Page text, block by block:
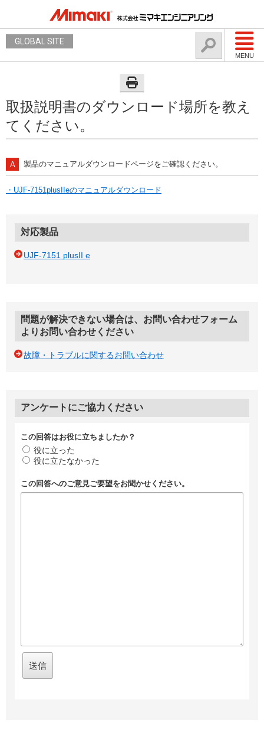
MENU
GLOBAL SITE
取扱説明書のダウンロード場所を教え
てください。
製品のマニュアルダウンロードページをご確認ください。
・UJF-7151plusIIeのマニュアルダウンロード
対応製品
UJF-7151 plusII e
問題が解決できない場合は、お問い合わせフォーム
よりお問い合わせください
故障・トラブルに関するお問い合わせ
アンケートにご協力ください
この回答はお役に立ちましたか？
役に立った
役に立たなかった
この回答へのご意見ご要望をお聞かせください。